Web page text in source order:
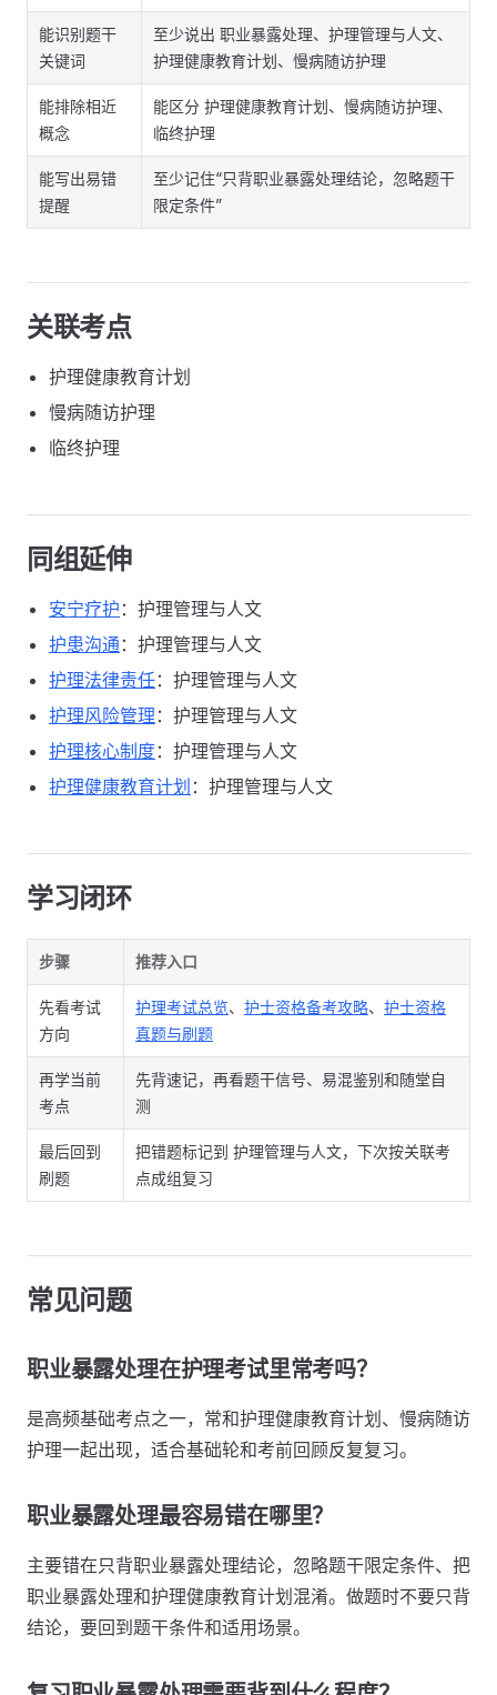
能识别题干
关键词
至少说出 职业暴露处理、护理管理与人文、
护理健康教育计划、慢病随访护理
能排除相近
概念
能区分 护理健康教育计划、慢病随访护理、
临终护理
能写出易错
提醒
至少记住“只背职业暴露处理结论，忽略题干
限定条件”
关联考点
护理健康教育计划
慢病随访护理
临终护理
同组延伸
安宁疗护 ：护理管理与人文
护患沟通：护理管理与人文
护理法律责任：护理管理与人文
护理风险管理 ：护理管理与人文
护理核心制度：护理管理与人文
护理健康教育计划 ：护理管理与人文
学习闭环
步骤 推荐入口
先看考试
方向
护理考试总览、 护士资格备考攻略、 护士资格
真题与刷题
再学当前
考点
先背速记，再看题干信号、易混鉴别和随堂自
测
最后回到
刷题
把错题标记到 护理管理与人文，下次按关联考
点成组复习
常见问题
职业暴露处理在护理考试里常考吗？
是高频基础考点之一，常和护理健康教育计划、慢病随访
护理一起出现，适合基础轮和考前回顾反复复习。
职业暴露处理最容易错在哪里？
主要错在只背职业暴露处理结论，忽略题干限定条件、把
职业暴露处理和护理健康教育计划混淆。做题时不要只背
结论，要回到题干条件和适用场景。